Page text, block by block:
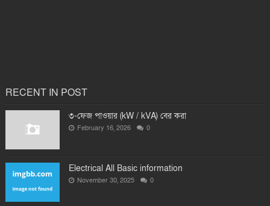
RECENT IN POST
৩-ফেজ পাওয়ার (kW / kVA) বের করা
February 16, 2026 0
Electrical All Basic information
November 30, 2025 0